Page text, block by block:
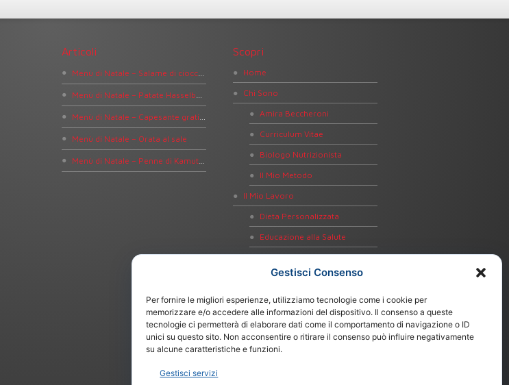
Gestisci Consenso
Per fornire le migliori esperienze, utilizziamo tecnologie come i cookie per
memorizzare e/o accedere alle informazioni del dispositivo. Il consenso a queste
tecnologie ci permetterà di elaborare dati come il comportamento di navigazione o ID
unici su questo sito. Non acconsentire o ritirare il consenso può influire negativamente
su alcune caratteristiche e funzioni.
Gestisci servizi
Articoli
Menù di Natale – Orata al sale
Scopri
Home
Chi Sono
Amira Beccheroni
Curriculum Vitae
Biologo Nutrizionista
Il Mio Metodo
Il Mio Lavoro
Dieta Personalizzata
Educazione alla Salute
Bioimpedenziometria
Test Intolleranze Alimentari
Test Celiachia
Test Helicobacter pylori
Notizie